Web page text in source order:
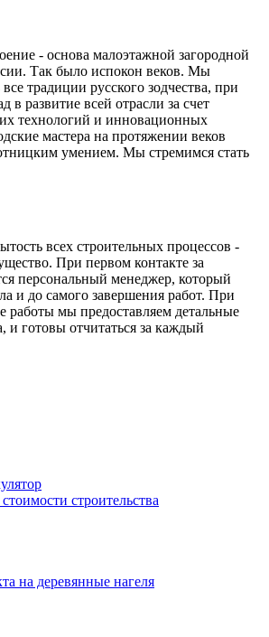
- основа малоэтажной загородной
Так было испокон веков. Мы
традиции русского зодчества, при
в развитие всей отрасли за счет
технологий и инновационных
мастера на протяжении веков
умением. Мы стремимся стать
всех строительных процессов -
При первом контакте за
персональный менеджер, который
и до самого завершения работ. При
работы мы предоставляем детальные
и готовы отчитаться за каждый
строительства
на деревянные нагеля